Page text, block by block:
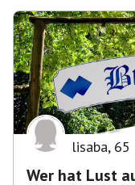
lisaba, 65
Wer hat Lust